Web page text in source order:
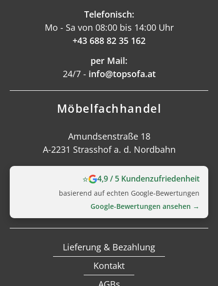
Telefonisch:
Mo - Sa von 08:00 bis 14:00 Uhr
+43 688 82 35 162
per Mail:
24/7 - info@topsofa.at
Möbelfachhandel
Amundsenstraße 18
A-2231 Strasshof a. d. Nordbahn
⭐ 4,9 / 5 Kundenzufriedenheit
basierend auf echten Google‑Bewertungen
Google‑Bewertungen ansehen →
Lieferung & Bezahlung
Kontakt